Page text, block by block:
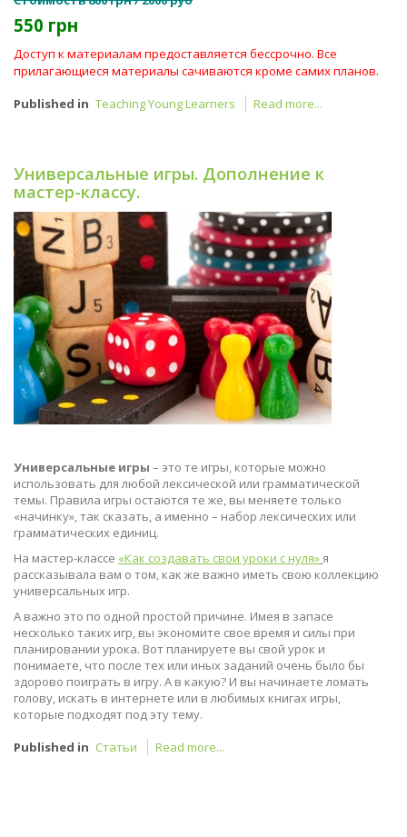
550 грн
Доступ к материалам предоставляется бессрочно. Все
прилагающиеся материалы сачиваются кроме самих планов.
Published in Teaching Young Learners Read more...
Универсальные игры. Дополнение к
мастер-классу.
Универсальные игры – это те игры, которые можно
использовать для любой лексической или грамматической
темы. Правила игры остаются те же, вы меняете только
«начинку», так сказать, а именно – набор лексических или
грамматических единиц.
На мастер-классе «Как создавать свои уроки с нуля»я
рассказывала вам о том, как же важно иметь свою коллекцию
универсальных игр.
А важно это по одной простой причине. Имея в запасе
несколько таких игр, вы экономите свое время и силы при
планировании урока. Вот планируете вы свой урок и
понимаете, что после тех или иных заданий очень было бы
здорово поиграть в игру. А в какую? И вы начинаете ломать
голову, искать в интернете или в любимых книгах игры,
которые подходят под эту тему.
Published in Статьи Read more...